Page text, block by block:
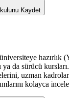
Kaydet
hazırlık
da sürücü
uzman
kolayca